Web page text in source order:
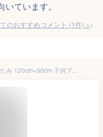
ています。
のおすすめコメント (1件) >
折りたたみプール 空気入れ不要 プール 折りたたみ 120cm×30cm 子供プール ボールプール ビニールプール ベビー用 収納便利 お風呂用 ペット 庭 犬猫 お家プール 猛暑対策 おしゃれ